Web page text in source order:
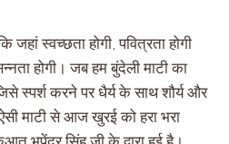
जहां स्वच्छता होगी, पवित्रता होगी
होगी। जब हम बुंदेली माटी का
स्पर्श करने पर धैर्य के साथ शौर्य और
माटी से आज खुरई को हरा भरा